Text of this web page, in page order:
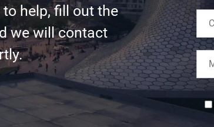
to help, fill out the
we will contact